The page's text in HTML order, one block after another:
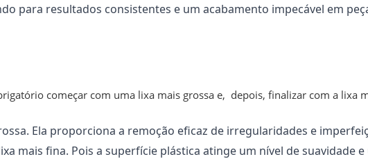
para resultados consistentes e um acabamento impecável em
começar com uma lixa mais grossa e, depois, finalizar com a lixa
Ela proporciona a remoção eficaz de irregularidades e
mais fina. Pois a superfície plástica atinge um nível de suavidade